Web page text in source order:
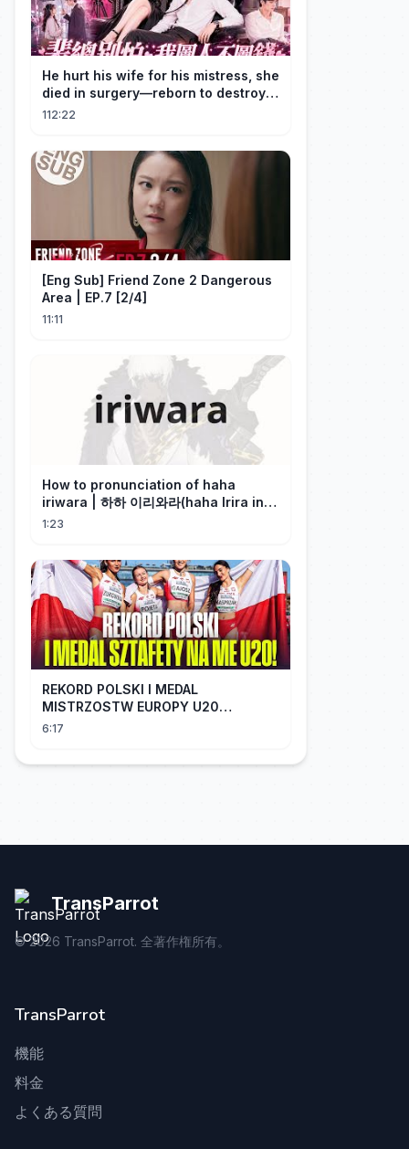
He hurt his wife for his mistress, she
died in surgery—reborn to destroy
him!
112:22
[Eng Sub] Friend Zone 2 Dangerous
Area | EP.7 [2/4]
11:11
How to pronunciation of haha
iriwara | 하하 이리와라(haha Irira in
Korean)
1:23
REKORD POLSKI I MEDAL
MISTRZOSTW EUROPY U20
SZTAFETY 4 X 100 METRÓW KOBIET
6:17
TransParrot
©2026 TransParrot. 全著作権所有。
TransParrot
機能
料金
よくある質問